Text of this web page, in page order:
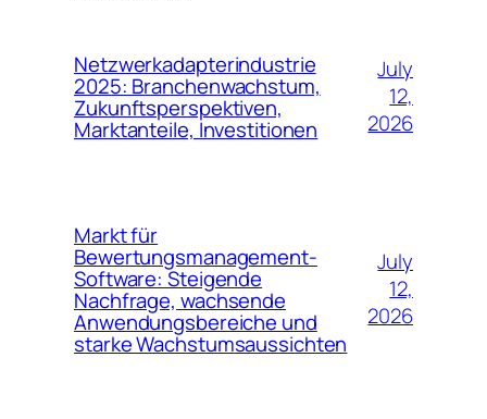
Netzwerkadapterindustrie
2025: Branchenwachstum,
Zukunftsperspektiven,
Marktanteile, Investitionen
July
12,
2026
Markt für
Bewertungsmanagement-
Software: Steigende
Nachfrage, wachsende
Anwendungsbereiche und
starke Wachstumsaussichten
July
12,
2026